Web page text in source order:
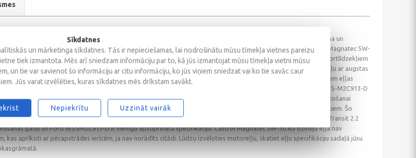
eļļa ir piemērota lietošanai visa gada garumā augsti efektīviem automobiļu atmosfēriskiem un turbo benzīna un
iesaka ACEA A1/B1, A5/B5, API SN/CF, ILSAC GF-4 vai agrāko specifikāciju SAE 5W-30 smērvielas. Castrol Magnatec 5W-
ekonomijas stay-in-grade eļļa izstrādāta lietošanai pagarinātiem maiņas intervāliem Ford un citiem transportlīdzekļiem
un auto & light van dīzeļa dzinējiem, kur paredzētas izmantot zemas berzes, zemas viskozitātes motoreļļu ar augstas
(HTHS) viskozitāti 2,9 mPa.s. Šī motoreļļa ir speciāli izstrādāta Ford Transit un Ford Ranger, ko izmanto ar gariem eļļas
biodīzeļdegvielas vai degvielu ar augstu sēra saturu. Castrol Magnatec 5W-30 A5 motoreļļas atbilst Ford WSS-M2C913-D
Ford WSS-M2C913-A, Ford WSS-M2C913-B un WSS-M2C913-C specifikācijas. Šī motoreļļa ir piemērota izmantošanai
ražotājs prasa motoreļļu ar Ford WSS-M2C913-A, WSS-M2C913-B, WSS-M2C913-C vai WSS-M2C913-D standartiem. Šo
dīzeļdzinējiem (izņemot Ford Ka TDCi no 2009 ražošanas gada un Galaxy 1.9 TDI 2000-2006). Automobīlim Transit 2.2
gadu un Ford WSSM2C913-D ir vienīgā apstiprinātā specifikācija. Castrol Magnatec 5W-30 A5 dzinēja eļļa nav
kas aprīkoti ar pēcapstrādes ierīcēm, ja nav norādīts citādi. Lūdzu izvēloties motoreļļu, skatiet eļļu specifikāciju sadaļā jūsu
Sīkdatnes
un mārketinga sīkdatnes. Tās ir nepieciešamas, lai nodrošinātu mūsu tīmekļa vietnes pareizu
tiek izmantota. Mēs arī sniedzam informāciju par to, kā jūs izmantojat mūsu tīmekļa vietni mūsu
un tie var savienot šo informāciju ar citu informāciju, ko jūs viņiem sniedzat vai ko tie savāc caur
Jūs varat izvēlēties, kuras sīkdatnes mēs drīkstam savākt.
Nepiekrītu Uzzināt vairāk